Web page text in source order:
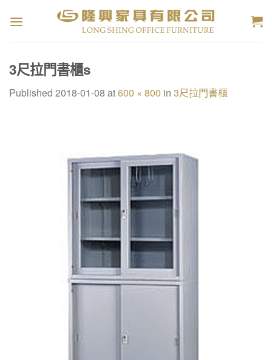
3尺拉門書櫃s
Published 2018-01-08 at600 × 800 in 3尺拉門書櫃